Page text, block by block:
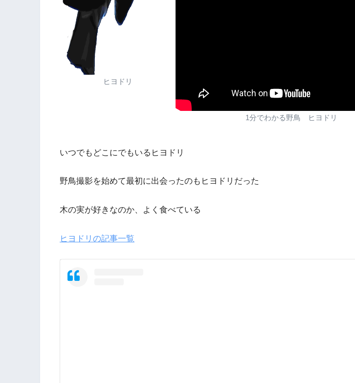
ヒヨドリ
1分でわかる野鳥 ヒヨドリ
いつでもどこにでもいるヒヨドリ
野鳥撮影を始めて最初に出会ったのもヒヨドリだった
木の実が好きなのか、よく食べている
ヒヨドリの記事一覧